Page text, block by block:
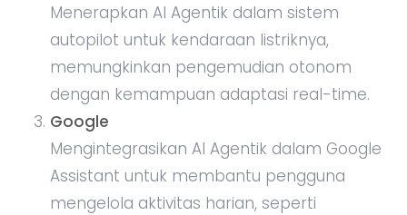
Menerapkan AI Agentik dalam sistem
autopilot untuk kendaraan listriknya,
memungkinkan pengemudian otonom
dengan kemampuan adaptasi real-time.
Google
Mengintegrasikan AI Agentik dalam Google
Assistant untuk membantu pengguna
mengelola aktivitas harian, seperti